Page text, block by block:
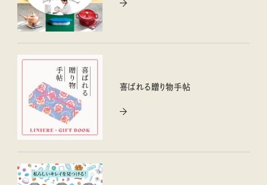
喜ばれる贈り物手帖